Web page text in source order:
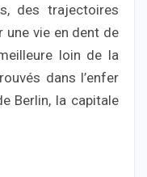
des trajectoires
une vie en dent de
loin de la
dans l’enfer
Berlin, la capitale